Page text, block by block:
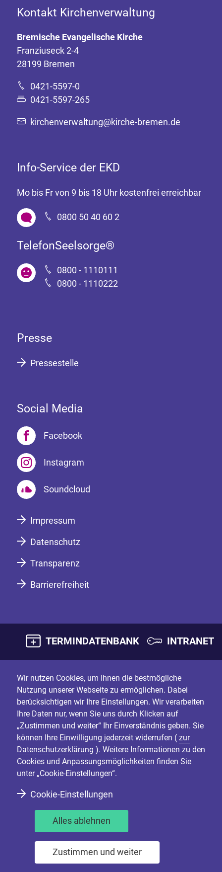
Kontakt Kirchenverwaltung
Bremische Evangelische Kirche
Franziuseck 2-4
28199 Bremen
0421-5597-0
0421-5597-265
kirchenverwaltung@kirche-bremen.de
Info-Service der EKD
Mo bis Fr von 9 bis 18 Uhr kostenfrei erreichbar
0800 50 40 60 2
TelefonSeelsorge®
0800 - 1110111
0800 - 1110222
Presse
Pressestelle
Social Media
Facebook
Instagram
Soundcloud
Impressum
Datenschutz
Transparenz
Barrierefreiheit
TERMINDATENBANK INTRANET
Wir nutzen Cookies, um Ihnen die bestmögliche
Nutzung unserer Webseite zu ermöglichen. Dabei
berücksichtigen wir Ihre Einstellungen. Wir verarbeiten
Ihre Daten nur, wenn Sie uns durch Klicken auf
„Zustimmen und weiter“ Ihr Einverständnis geben. Sie
können Ihre Einwilligung jederzeit widerrufen ( zur
Datenschutzerklärung ). Weitere Informationen zu den
Cookies und Anpassungsmöglichkeiten finden Sie
unter „Cookie-Einstellungen“.
Cookie-Einstellungen
Alles ablehnen
Zustimmen und weiter